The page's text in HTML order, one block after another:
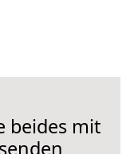
beides mit